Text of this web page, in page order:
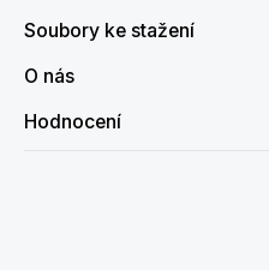
Soubory ke stažení
O nás
Hodnocení